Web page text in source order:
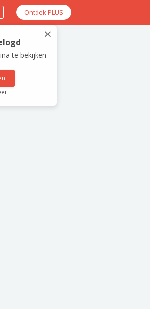
Ontdek PLUS
×
te bekijken